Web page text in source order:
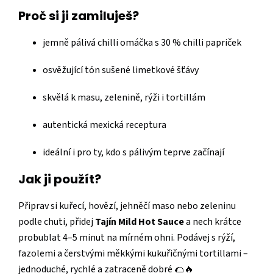
Proč si ji zamiluješ?
jemně pálivá chilli omáčka s 30 % chilli papriček
osvěžující tón sušené limetkové šťávy
skvělá k masu, zelenině, rýži i tortillám
autentická mexická receptura
ideální i pro ty, kdo s pálivým teprve začínají
Jak ji použít?
Připrav si kuřecí, hovězí, jehněčí maso nebo zeleninu
podle chuti, přidejTajín Mild Hot Saucea nech krátce
probublat 4–5 minut na mírném ohni. Podávej s rýží,
fazolemi a čerstvými měkkými kukuřičnými tortillami –
jednoduché, rychlé a zatraceně dobré 🌮🔥